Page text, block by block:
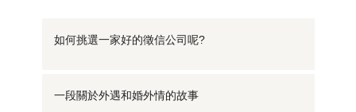
如何挑選一家好的徵信公司呢?
一段關於外遇和婚外情的故事